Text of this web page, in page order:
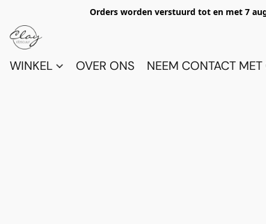
Orders worden verstuurd tot en met 7
WINKEL OVER ONS NEEM CONTACT